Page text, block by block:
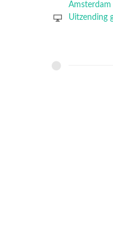
Amsterdam
Uitzending